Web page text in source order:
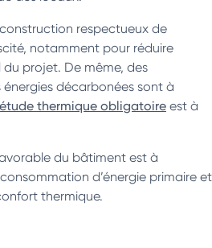
respectueux de
notamment pour réduire
projet. De même, des
décarbonées sont à
étude thermique obligatoire est à
du bâtiment est à
d’énergie primaire et
thermique.